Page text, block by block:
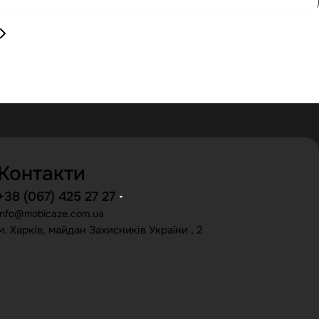
(067) 425 27 27
Харків, майдан Захисників України , 2